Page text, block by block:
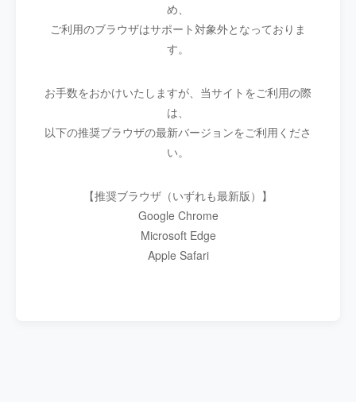
め、
ご利用のブラウザはサポート対象外となっておりま
す。
お手数をおかけいたしますが、当サイトをご利用の際
は、
以下の推奨ブラウザの最新バージョンをご利用くださ
い。
【推奨ブラウザ（いずれも最新版）】
Google Chrome
Microsoft Edge
Apple Safari